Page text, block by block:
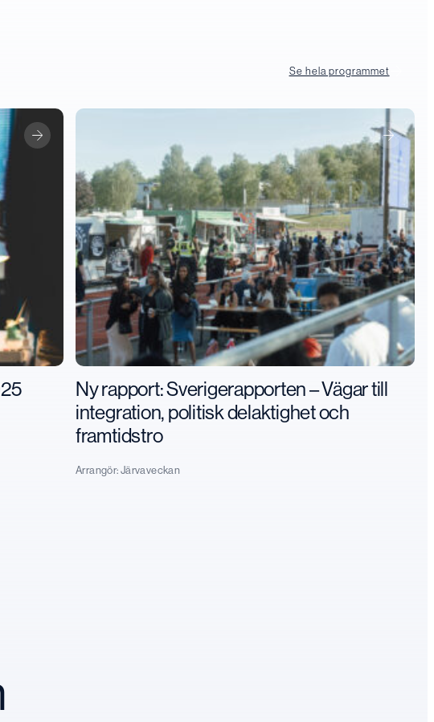
Se hela programmet
Ny rapport: Sverigerapporten – Vägar till
integration, politisk delaktighet och
framtidstro
Arrangör: Järvaveckan